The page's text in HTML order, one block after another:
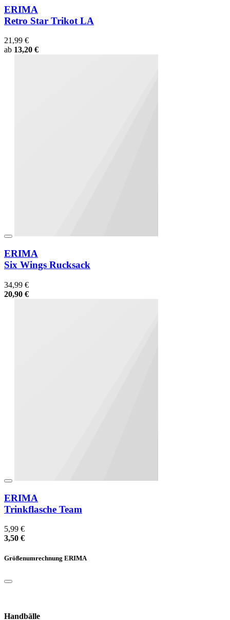
ERIMA
Retro Star Trikot LA
21,99 €
ab 13,20 €
ERIMA
Six Wings Rucksack
34,99 €
20,90 €
ERIMA
Trinkflasche Team
5,99 €
3,50 €
Größenumrechnung ERIMA
Handbälle